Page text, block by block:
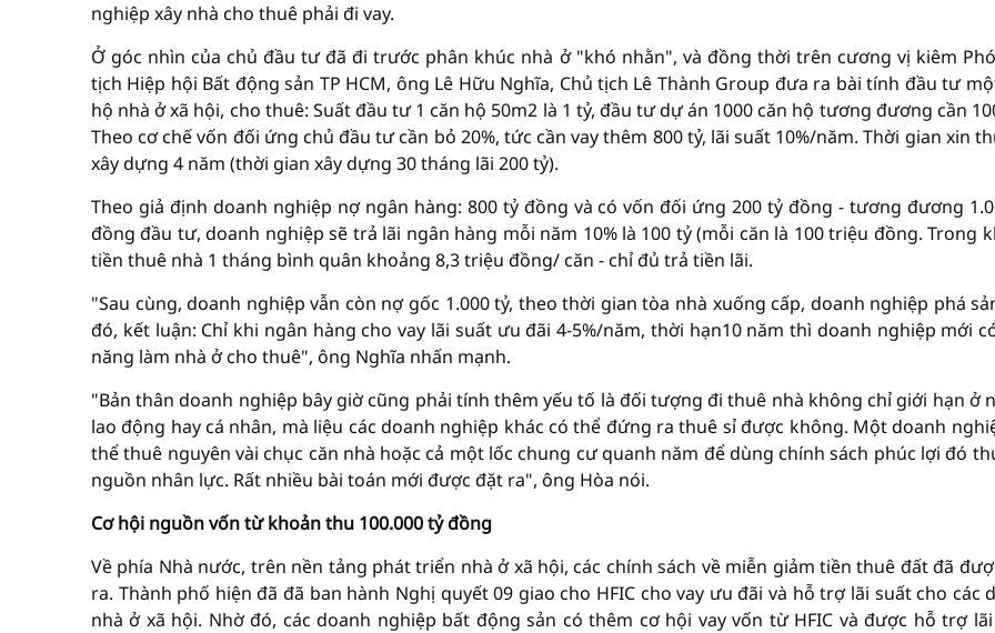
nghiệp xây nhà cho thuê phải đi vay.
Ở góc nhìn của chủ đầu tư đã đi trước phân khúc nhà ở "khó nhằn", và đồng thời trên cương vị kiêm
tịch Hiệp hội Bất động sản TP HCM, ông Lê Hữu Nghĩa, Chủ tịch Lê Thành Group đưa ra bài tính đầu tư
hộ nhà ở xã hội, cho thuê: Suất đầu tư 1 căn hộ 50m2 là 1 tỷ, đầu tư dự án 1000 căn hộ tương đương cần
Theo cơ chế vốn đối ứng chủ đầu tư cần bỏ 20%, tức cần vay thêm 800 tỷ, lãi suất 10%/năm. Thời gian xin
xây dựng 4 năm (thời gian xây dựng 30 tháng lãi 200 tỷ).
Theo giả định doanh nghiệp nợ ngân hàng: 800 tỷ đồng và có vốn đối ứng 200 tỷ đồng - tương đương
đồng đầu tư, doanh nghiệp sẽ trả lãi ngân hàng mỗi năm 10% là 100 tỷ (mỗi căn là 100 triệu đồng. Trong
tiền thuê nhà 1 tháng bình quân khoảng 8,3 triệu đồng/ căn - chỉ đủ trả tiền lãi.
"Sau cùng, doanh nghiệp vẫn còn nợ gốc 1.000 tỷ, theo thời gian tòa nhà xuống cấp, doanh nghiệp phá
đó, kết luận: Chỉ khi ngân hàng cho vay lãi suất ưu đãi 4-5%/năm, thời hạn10 năm thì doanh nghiệp mới
năng làm nhà ở cho thuê", ông Nghĩa nhấn mạnh.
"Bản thân doanh nghiệp bây giờ cũng phải tính thêm yếu tố là đối tượng đi thuê nhà không chỉ giới hạn ở
lao động hay cá nhân, mà liệu các doanh nghiệp khác có thể đứng ra thuê sỉ được không. Một doanh
thể thuê nguyên vài chục căn nhà hoặc cả một lốc chung cư quanh năm để dùng chính sách phúc lợi đó
nguồn nhân lực. Rất nhiều bài toán mới được đặt ra", ông Hòa nói.
Cơ hội nguồn vốn từ khoản thu 100.000 tỷ đồng
Về phía Nhà nước, trên nền tảng phát triển nhà ở xã hội, các chính sách về miễn giảm tiền thuê đất đã
ra. Thành phố hiện đã đã ban hành Nghị quyết 09 giao cho HFIC cho vay ưu đãi và hỗ trợ lãi suất cho các
nhà ở xã hội. Nhờ đó, các doanh nghiệp bất động sản có thêm cơ hội vay vốn từ HFIC và được hỗ trợ